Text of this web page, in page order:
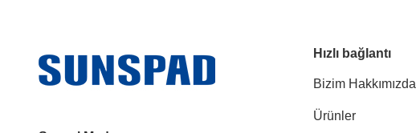
Hızlı bağlantı
Bizim Hakkımızda
Ürünler